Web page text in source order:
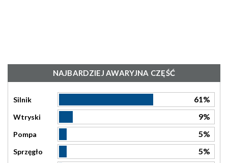
NAJBARDZIEJ AWARYJNA CZĘŚĆ
Silnik 61%
Wtryski 9%
Pompa 5%
Sprzęgło 5%